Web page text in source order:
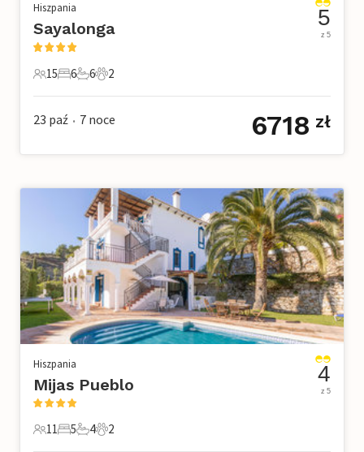
Hiszpania
Sayalonga
15 Goście
15
6 Sypialnie
6
6 Łazienki
6
2 Zwierzęta domowe
2
5
z 5
23 paź • 7 noce 6718 zł
Hiszpania
Mijas Pueblo
11 Goście
11
5 Sypialnie
5
4 Łazienki
4
2 Zwierzęta domowe
2
4
z 5